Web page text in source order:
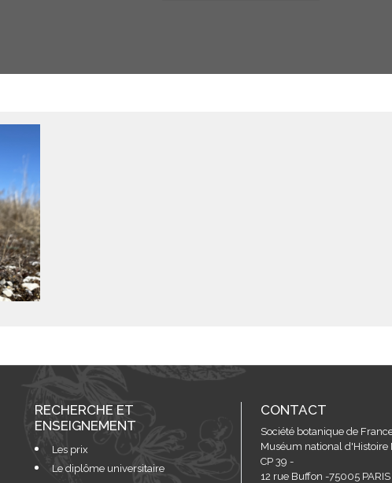
RECHERCHE ET
ENSEIGNEMENT
Les prix
Le diplôme universitaire
CONTACT
Société botanique de
Muséum national d'Histoire
CP 39 -
12 rue Buffon -75005 PARIS